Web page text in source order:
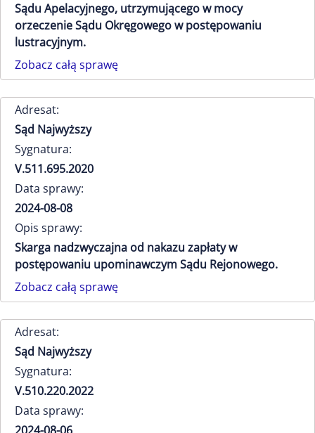
Sądu Apelacyjnego, utrzymującego w mocy
orzeczenie Sądu Okręgowego w postępowaniu
lustracyjnym.
Zobacz całą sprawę
Adresat:
Sąd Najwyższy
Sygnatura:
V.511.695.2020
Data sprawy:
2024-08-08
Opis sprawy:
Skarga nadzwyczajna od nakazu zapłaty w
postępowaniu upominawczym Sądu Rejonowego.
Zobacz całą sprawę
Adresat:
Sąd Najwyższy
Sygnatura:
V.510.220.2022
Data sprawy: